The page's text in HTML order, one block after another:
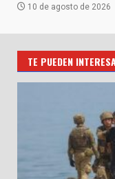
10 de agosto de 2026
TE PUEDEN